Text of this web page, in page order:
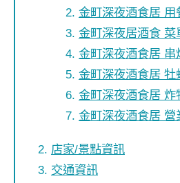
金町深夜酒食居 用
金町深夜居酒食 菜
金町深夜酒食居 串
金町深夜酒食居 牡
金町深夜酒食居 炸
金町深夜酒食居 營
店家/景點資訊
交通資訊